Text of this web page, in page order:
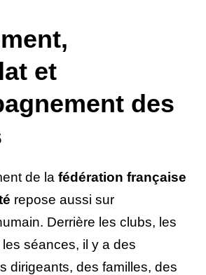
et
des
de la fédération française
repose aussi sur
Derrière les clubs, les
séances, il y a des
dirigeants, des familles, des